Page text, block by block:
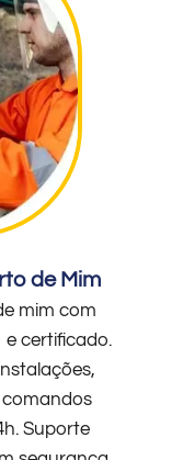
de Mim
mim com
certificado.
comandos
Suporte